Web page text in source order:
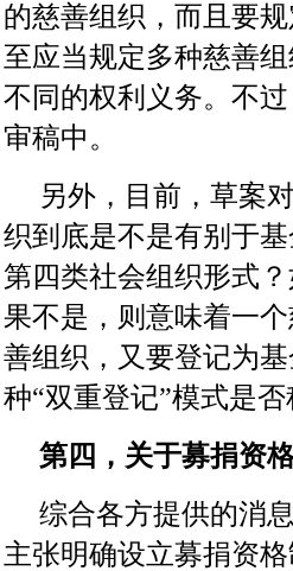
的慈善组织，而且要
至应当规定多种慈善
不同的权利义务。不
审稿中。
另外，目前，草案
织到底是不是有别于
第四类社会组织形式
果不是，则意味着一
善组织，又要登记为
种“双重登记”模式是
第四，关于募捐资格
综合各方提供的消
主张明确设立募捐资